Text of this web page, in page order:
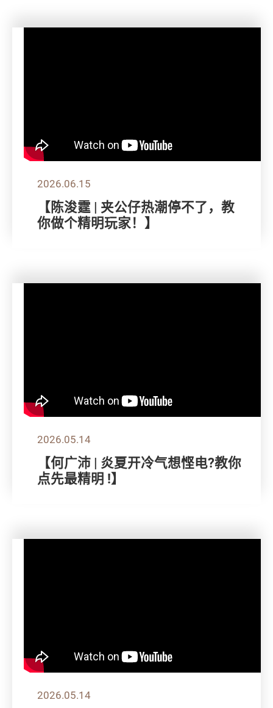
2026.06.15
【陈浚霆 | 夹公仔热潮停不了，教
你做个精明玩家！】
2026.05.14
【何广沛 | 炎夏开冷气想悭电?教你
点先最精明 !】
2026.05.14